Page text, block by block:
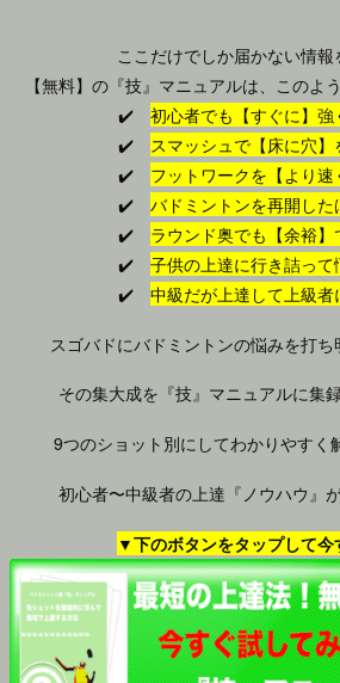
ここだけでしか届かない情報
【無料】の『技』マニュアルは、このよ
✔️ 初心者でも【すぐに】強
✔️
スマッシュで【床に穴
✔️ フットワークを【より速
✔️ バドミントンを再開した
✔️ ラウンド奥でも【余裕】
✔️ 子供の上達に行き詰って
✔️ 中級だが上達して上級者
スゴバドにバドミントンの悩みを打
その集大成を『技』マニュアルに集
9つのショット別にしてわかりやすく
初心者〜中級者の上達『ノウハウ』
▼下のボタンをタップして